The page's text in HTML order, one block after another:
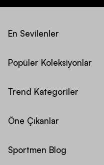
En Sevilenler
Popüler Koleksiyonlar
Trend Kategoriler
Öne Çıkanlar
Sportmen Blog